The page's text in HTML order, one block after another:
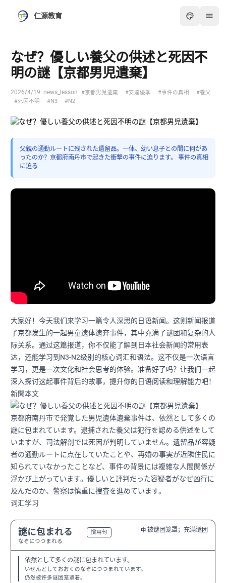
仁源教育
なぜ？優しい養父の供述と死因不
明の謎【京都男児遺棄】
2026/4/19· news_lesson #京都男児遺棄 #安達優季 #事件の真相
#養父
#死因不明
#N3 #N2
父親の通勤ルートに残された遺留品。一体、幼い息子との間に何があ
ったのか？京都府南丹市で起きた衝撃の事件に迫ります。 事件の真相
に迫る
大家好！今天我们来学习一篇令人深思的日语新闻。这则新闻报道
了京都发生的一起男童遗体遗弃事件，其中充满了谜团和复杂的人
际关系。通过这篇报道，你不仅能了解到日本社会新闻的常用表
达，还能学习到N3-N2级别的核心词汇和语法。这不仅是一次语言
学习，更是一次文化和社会思考的体验。准备好了吗？让我们一起
深入探讨这起事件背后的故事，提升你的日语阅读和理解能力吧！
新聞本文
京都府南丹市で発覚した男児遺体遺棄事件は、依然として多くの
謎に包まれています。逮捕された養父は犯行を認める供述をして
いますが、司法解剖では死因が判明していません。遺留品が容疑
者の通勤ルートに点在していたことや、再婚の事実が近隣住民に
知られていなかったことなど、事件の背景には複雑な人間関係が
浮かび上がっています。優しいと評判だった容疑者がなぜ凶行に
及んだのか、警察は慎重に捜査を進めています。
词汇学习
謎に包まれる
なぞにつつまれる
慣用句 中 被谜团笼罩；充满谜团
依然として多くの謎に包まれています。
いぜんとしておおくのなぞにつつまれています。
仍然被许多谜团笼罩着。